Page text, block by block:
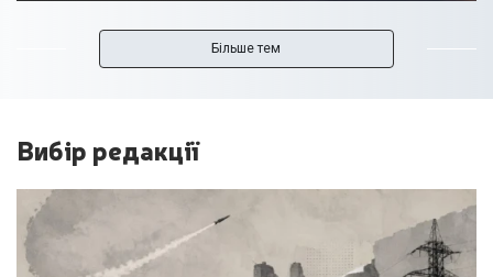
Більше тем
Вибір редакції